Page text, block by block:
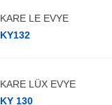
KARE LE EVYE
KY132
KARE LÜX EVYE
KY 130